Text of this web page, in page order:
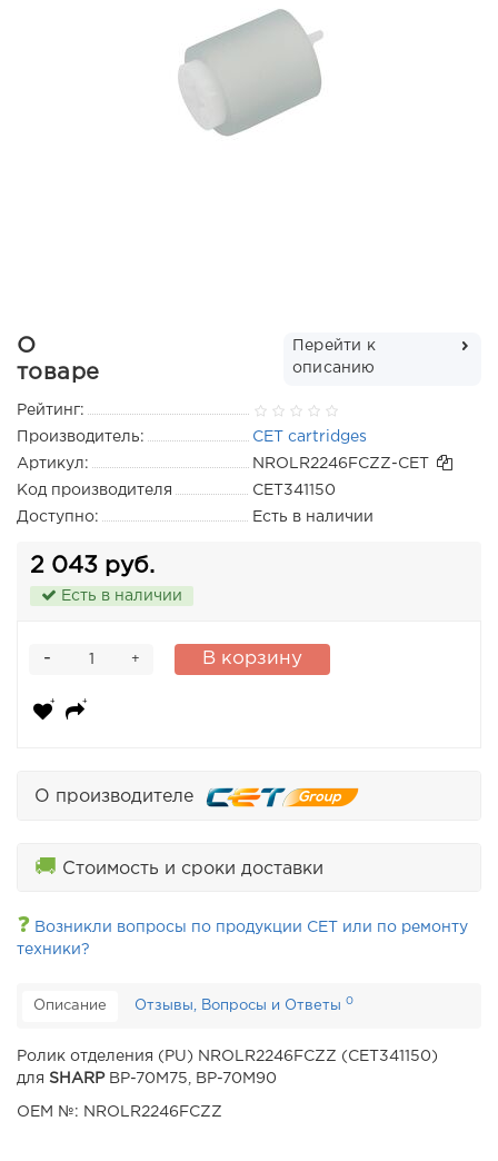
О
товаре
Перейти к
описанию
Рейтинг:
Производитель:
CET cartridges
Артикул:
NROLR2246FCZZ-CET
Код производителя
CET341150
Доступно:
Есть в наличии
2 043 руб.
Есть в наличии
+
- В корзину
О производителе
🚚 Стоимость и сроки доставки
❓ Возникли вопросы по продукции CET или по ремонту
техники?
Описание Отзывы, Вопросы и Ответы 0
Ролик отделения (PU) NROLR2246FCZZ (CET341150)
для SHARP BP-70M75, BP-70M90
OEM №: NROLR2246FCZZ